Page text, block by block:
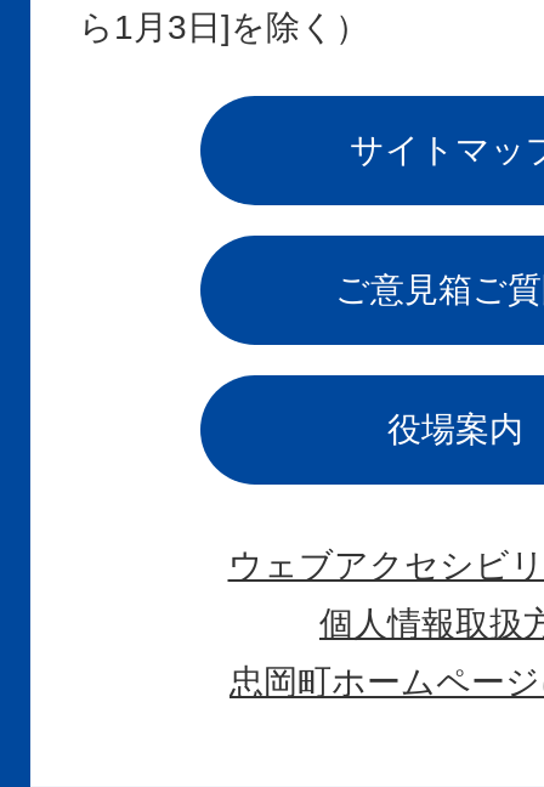
ら1月3日]を除く）
サイトマッ
ご意見箱ご
役場案内
ウェブアクセシビ
個人情報取扱
忠岡町ホームペー